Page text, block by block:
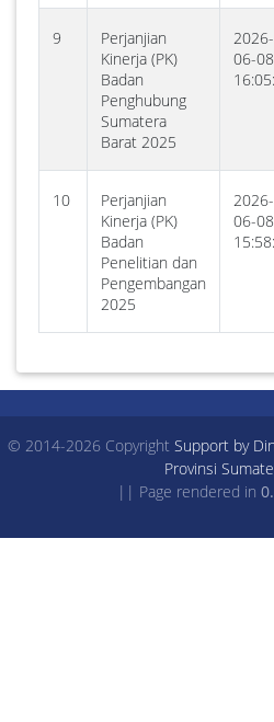
9
Perjanjian
Kinerja (PK)
Badan
Penghubung
Sumatera
Barat 2025
2026-
06-08
10
Perjanjian
Kinerja (PK)
Badan
Penelitian dan
Pengembangan
2025
2026-
06-08
© 2014-2026 Copyright Support by
Provinsi
|| Page rendered in